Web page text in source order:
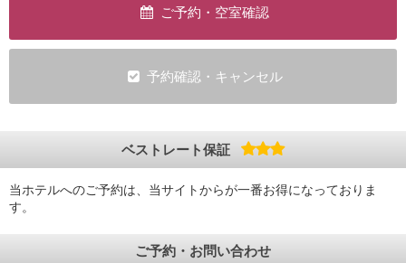
ご予約・空室確認
予約確認・キャンセル
ベストレート保証
当ホテルへのご予約は、当サイトからが一番お得になっておりま
す。
ご予約・お問い合わせ